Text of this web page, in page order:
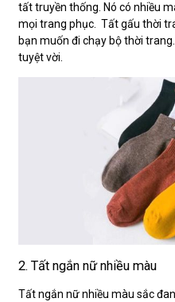
tất truyền thống. Nó có nhiều
mọi trang phục. Tất gấu thời
bạn muốn đi chạy bộ thời
tuyệt vời.
2. Tất ngắn nữ nhiều màu
Tất ngắn nữ nhiều màu sắc